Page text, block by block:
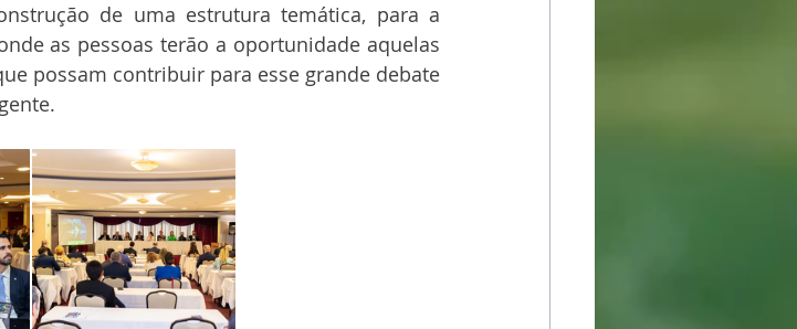
de uma estrutura temática, para a
as pessoas terão a oportunidade aquelas
possam contribuir para esse grande debate